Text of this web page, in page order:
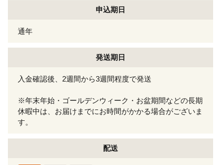
申込期日
通年
発送期日
入金確認後、2週間から3週間程度で発送
※年末年始・ゴールデンウィーク・お盆期間などの長期
休暇中は、お届けまでにお時間がかかる場合がございま
す。
配送